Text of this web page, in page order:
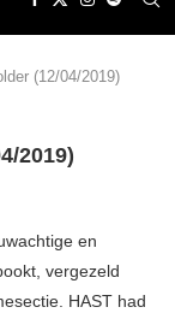
(12/04/2019)
2019)
en
vergezeld
HAST had